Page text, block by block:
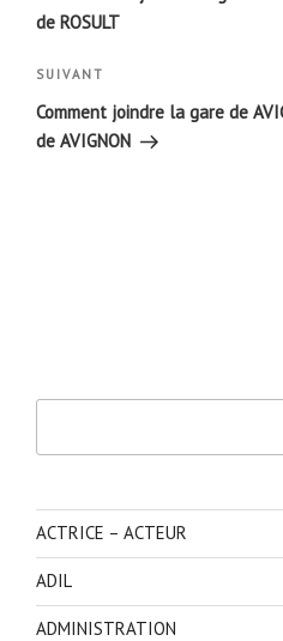
l’article
de ROSULT
Article
suivant
SUIVANT
Comment joindre la gare de
de AVIGNON
ACTRICE – ACTEUR
ADIL
ADMINISTRATION